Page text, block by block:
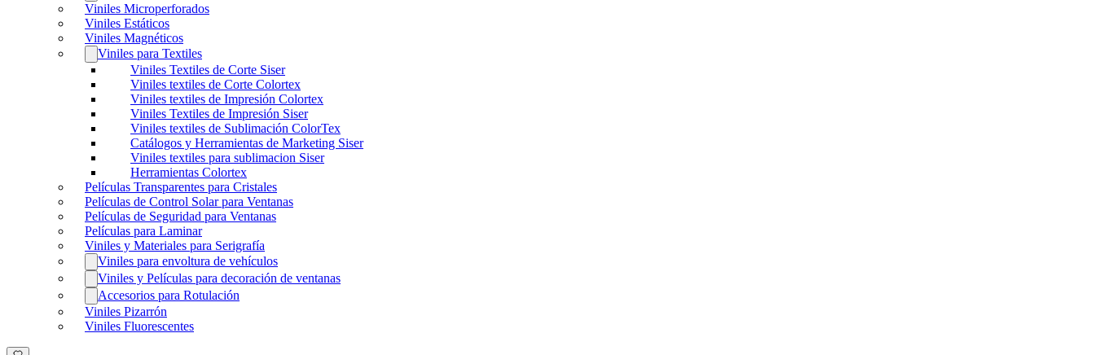
Viniles Microperforados
Viniles Estáticos
Viniles Magnéticos
Viniles para Textiles
Viniles Textiles de Corte Siser
Viniles textiles de Corte Colortex
Viniles textiles de Impresión Colortex
Viniles Textiles de Impresión Siser
Viniles textiles de Sublimación ColorTex
Catálogos y Herramientas de Marketing Siser
Viniles textiles para sublimacion Siser
Herramientas Colortex
Películas Transparentes para Cristales
Películas de Control Solar para Ventanas
Películas de Seguridad para Ventanas
Películas para Laminar
Viniles y Materiales para Serigrafía
Viniles para envoltura de vehículos
Viniles y Películas para decoración de ventanas
Accesorios para Rotulación
Viniles Pizarrón
Viniles Fluorescentes